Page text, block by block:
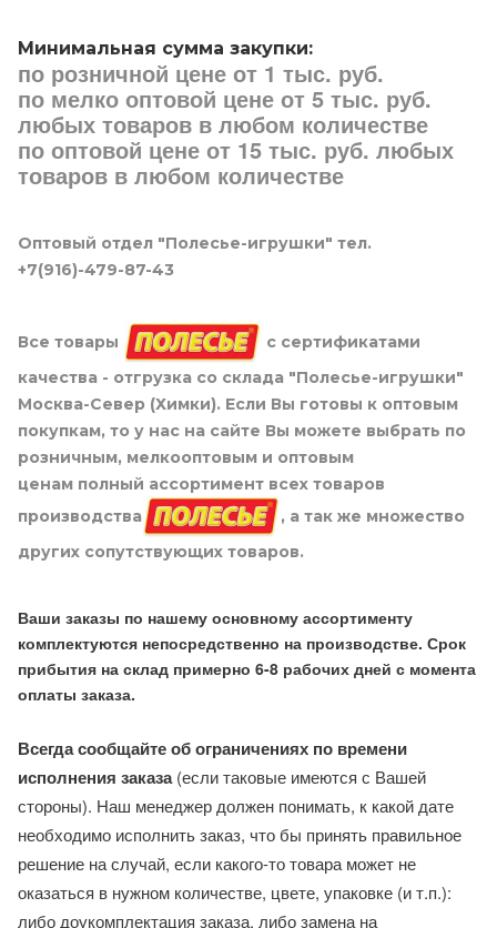
Минимальная сумма закупки:
по розничной цене от 1 тыс. руб.
по мелко оптовой цене от 5 тыс. руб.
любых товаров в любом количестве
по оптовой цене от 15 тыс. руб. любых
товаров в любом количестве
Оптовый отдел "Полесье-игрушки" тел.
+7(916)-479-87-43
Все товары
с сертификатами
качества - отгрузка со склада "Полесье-игрушки"
Москва-Север (Химки). Если Вы готовы к оптовым
покупкам, то у нас на сайте Вы можете выбрать по
розничным, мелкооптовым и оптовым
ценам полный ассортимент всех товаров
производства
, а так же множество
других сопутствующих товаров.
Ваши заказы по нашему основному ассортименту
комплектуются непосредственно на производстве. Срок
прибытия на склад примерно 6-8 рабочих дней с момента
оплаты заказа.
Всегда сообщайте об ограничениях по времени
исполнения заказа(если таковые имеются с Вашей
стороны). Наш менеджер должен понимать, к какой дате
необходимо исполнить заказ, что бы принять правильное
решение на случай, если какого-то товара может не
оказаться в нужном количестве, цвете, упаковке (и т.п.):
либо доукомплектация заказа, либо замена на